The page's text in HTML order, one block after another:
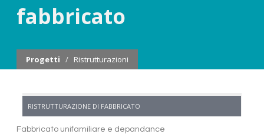
fabbricato
Progetti / Ristrutturazioni
RISTRUTTURAZIONE DI FABBRICATO
Fabbricato unifamiliare e depandance